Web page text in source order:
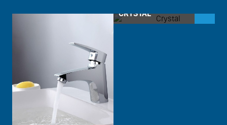
CRYSTAL